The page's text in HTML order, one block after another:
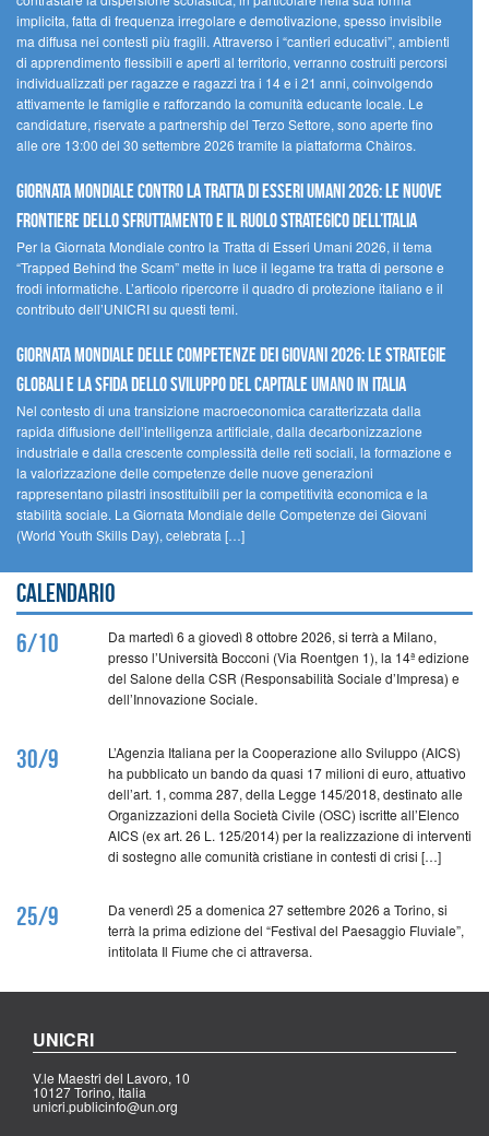
implicita, fatta di frequenza irregolare e demotivazione, spesso invisibile
ma diffusa nei contesti più fragili. Attraverso i “cantieri educativi”, ambienti
di apprendimento flessibili e aperti al territorio, verranno costruiti percorsi
individualizzati per ragazze e ragazzi tra i 14 e i 21 anni, coinvolgendo
attivamente le famiglie e rafforzando la comunità educante locale. Le
candidature, riservate a partnership del Terzo Settore, sono aperte fino
alle ore 13:00 del 30 settembre 2026 tramite la piattaforma Chàiros.
GIORNATA MONDIALE CONTRO LA TRATTA DI ESSERI UMANI 2026: LE NUOVE
FRONTIERE DELLO SFRUTTAMENTO E IL RUOLO STRATEGICO DELL’ITALIA
Per la Giornata Mondiale contro la Tratta di Esseri Umani 2026, il tema
“Trapped Behind the Scam” mette in luce il legame tra tratta di persone e
frodi informatiche. L’articolo ripercorre il quadro di protezione italiano e il
contributo dell’UNICRI su questi temi.
GIORNATA MONDIALE DELLE COMPETENZE DEI GIOVANI 2026: LE STRATEGIE
GLOBALI E LA SFIDA DELLO SVILUPPO DEL CAPITALE UMANO IN ITALIA
Nel contesto di una transizione macroeconomica caratterizzata dalla
rapida diffusione dell’intelligenza artificiale, dalla decarbonizzazione
industriale e dalla crescente complessità delle reti sociali, la formazione e
la valorizzazione delle competenze delle nuove generazioni
rappresentano pilastri insostituibili per la competitività economica e la
stabilità sociale. La Giornata Mondiale delle Competenze dei Giovani
(World Youth Skills Day), celebrata […]
Calendario
6/10
Da martedì 6 a giovedì 8 ottobre 2026, si terrà a Milano,
presso l’Università Bocconi (Via Roentgen 1), la 14ª edizione
del Salone della CSR (Responsabilità Sociale d’Impresa) e
dell’Innovazione Sociale.
30/9
L’Agenzia Italiana per la Cooperazione allo Sviluppo (AICS)
ha pubblicato un bando da quasi 17 milioni di euro, attuativo
dell’art. 1, comma 287, della Legge 145/2018, destinato alle
Organizzazioni della Società Civile (OSC) iscritte all’Elenco
AICS (ex art. 26 L. 125/2014) per la realizzazione di interventi
di sostegno alle comunità cristiane in contesti di crisi […]
25/9
Da venerdì 25 a domenica 27 settembre 2026 a Torino, si
terrà la prima edizione del “Festival del Paesaggio Fluviale”,
intitolata Il Fiume che ci attraversa.
UNICRI
V.le Maestri del Lavoro, 10
10127 Torino, Italia
unicri.publicinfo@un.org